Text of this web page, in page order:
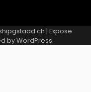
| Expose
byWordPress.